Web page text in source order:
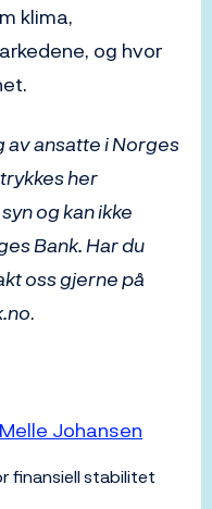
klima,
og hvor
ansatte i Norges
her
og kan ikke
Bank. Har du
oss gjerne på
.
Johansen
finansiell stabilitet